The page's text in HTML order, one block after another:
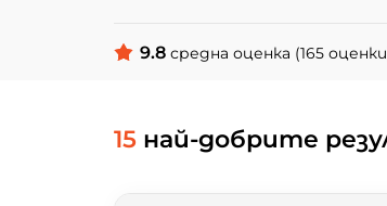
9.8 средна оценка (165
15 най-добрите